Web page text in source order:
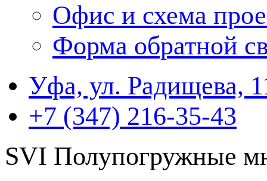
Офис и схема
Форма обратной
Уфа, ул. Радищева,
+7 (347) 216-35-43
SVI Полупогружные